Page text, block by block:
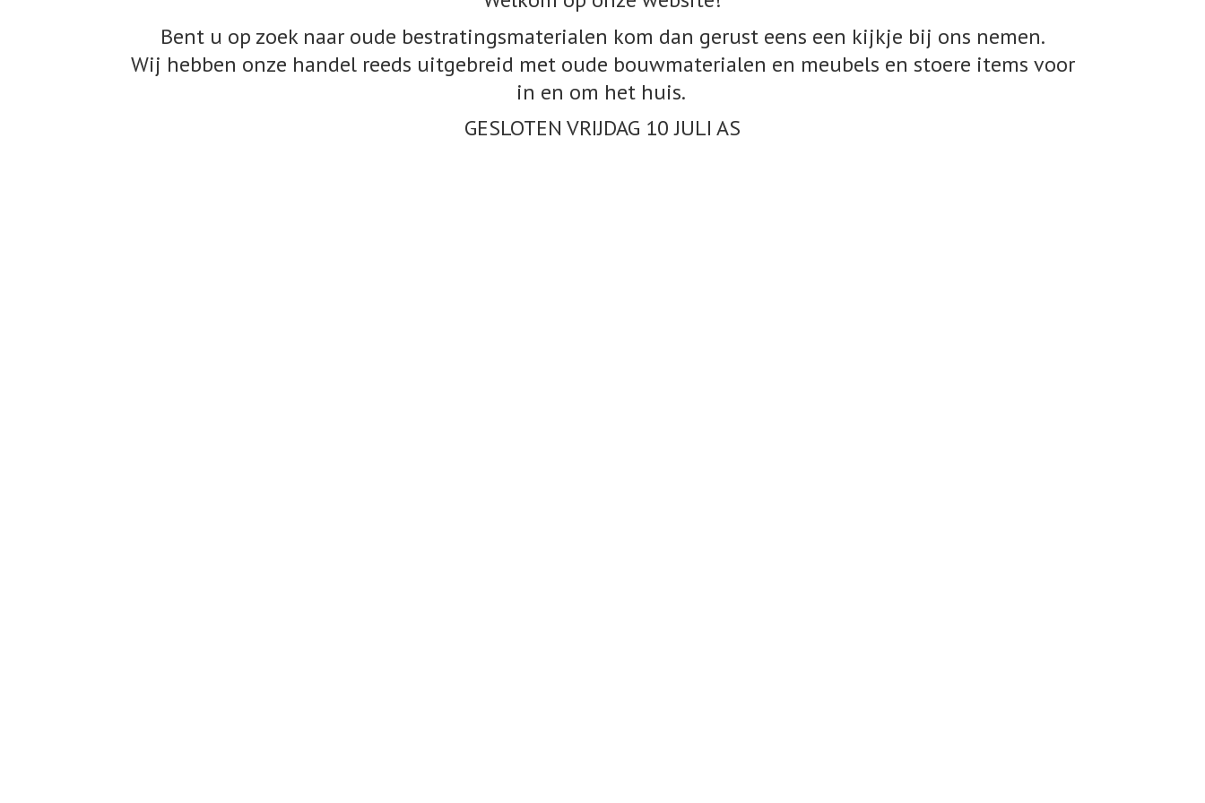
Bent u op zoek naar oude bestratingsmaterialen kom dan gerust eens een kijkje bij ons nemen.
Wij hebben onze handel reeds uitgebreid met oude bouwmaterialen en meubels en stoere items voor
in en om het huis.
GESLOTEN VRIJDAG 10JULI AS